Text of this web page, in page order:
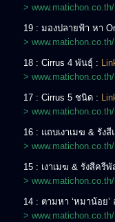
>
19 : มองปลายฟ้า หา
>
18 : Cirrus 4 พันธุ์ :
>
17 : Cirrus 5 ชนิด :
>
16 : แถบเงาเมฆ & รัง
>
15 : เงาเมฆ & รังสีครี
>
14 : ตามหา ‘หมาน้อย’
>